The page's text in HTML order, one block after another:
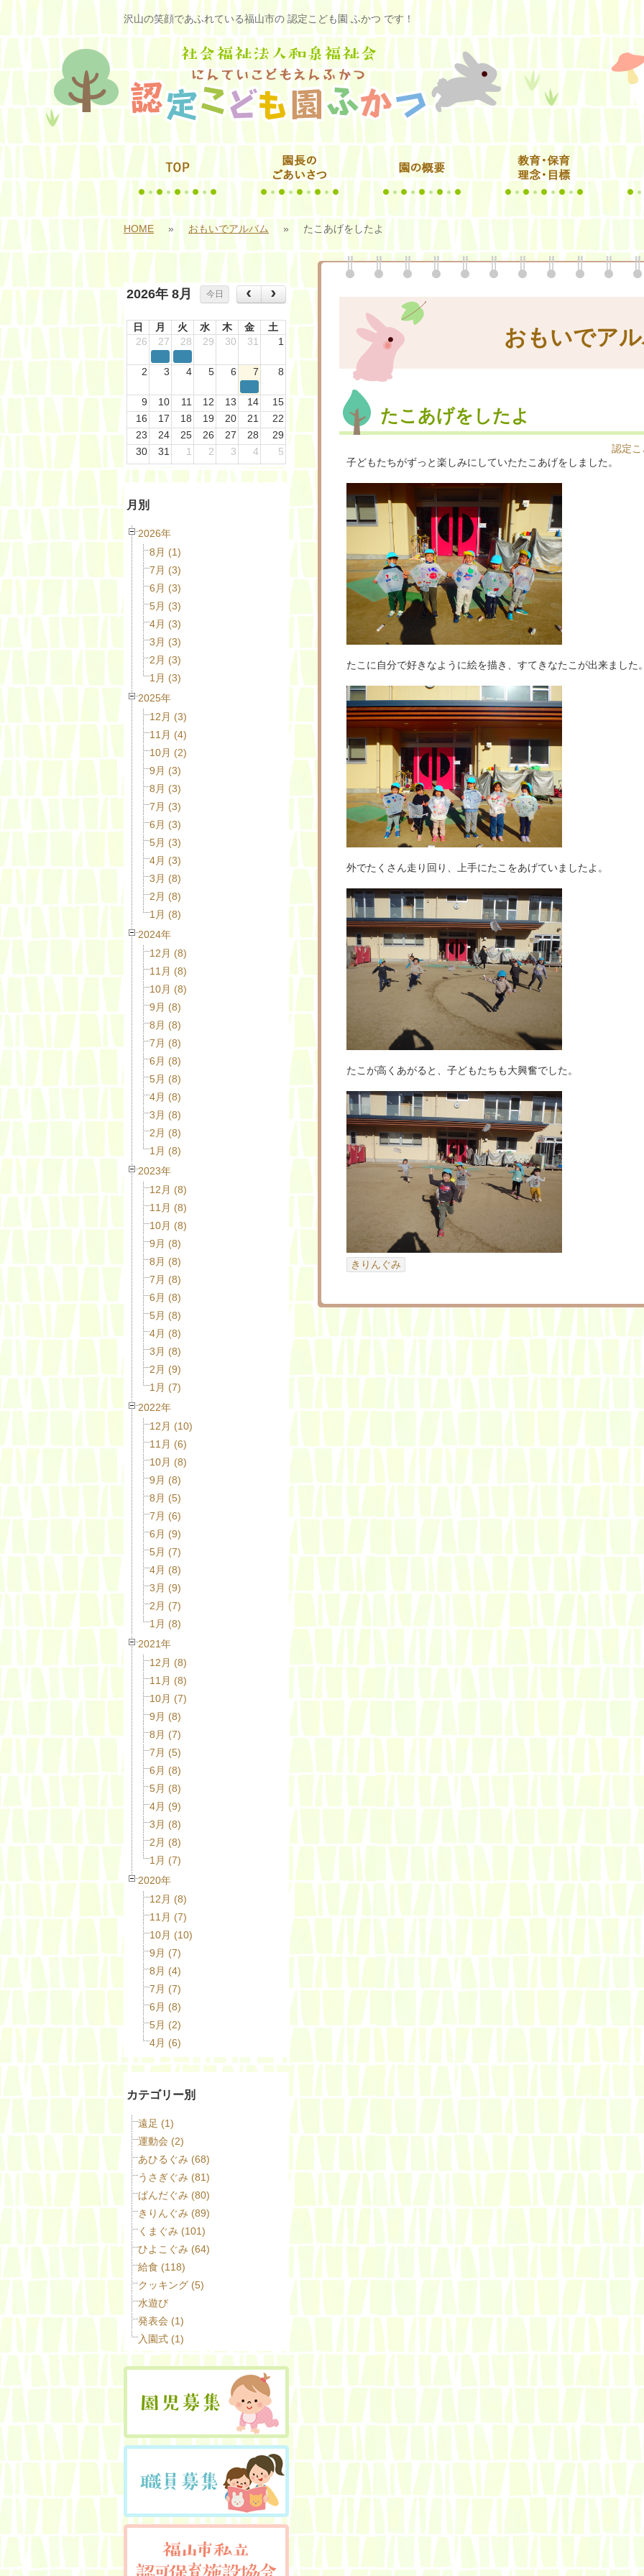
沢山の笑顔であふれている福山市の 認定こども園 ふかつ です！
HOME » おもいでアルバム » たこあげをしたよ
2026年 8月 今日
日 月 火 水 木 金
土
26
27 28 29 30 31 1
2 3 4 5 6 7 8
9 10 11 12 13 14
15
16
17 18 19 20 21
22
23
24 25 26 27 28
29
30
31 1 2 3 4 5
月別
2026年
8月 (1)
7月 (3)
6月 (3)
5月 (3)
4月 (3)
3月 (3)
2月 (3)
1月 (3)
2025年
12月 (3)
11月 (4)
10月 (2)
9月 (3)
8月 (3)
7月 (3)
6月 (3)
5月 (3)
4月 (3)
3月 (8)
2月 (8)
1月 (8)
2024年
12月 (8)
11月 (8)
10月 (8)
9月 (8)
8月 (8)
7月 (8)
6月 (8)
5月 (8)
4月 (8)
3月 (8)
2月 (8)
1月 (8)
2023年
12月 (8)
11月 (8)
10月 (8)
9月 (8)
8月 (8)
7月 (8)
6月 (8)
5月 (8)
4月 (8)
3月 (8)
2月 (9)
1月 (7)
2022年
12月 (10)
11月 (6)
10月 (8)
9月 (8)
8月 (5)
7月 (6)
6月 (9)
5月 (7)
4月 (8)
3月 (9)
2月 (7)
1月 (8)
2021年
12月 (8)
11月 (8)
10月 (7)
9月 (8)
8月 (7)
7月 (5)
6月 (8)
5月 (8)
4月 (9)
3月 (8)
2月 (8)
1月 (7)
2020年
12月 (8)
11月 (7)
10月 (10)
9月 (7)
8月 (4)
7月 (7)
6月 (8)
5月 (2)
4月 (6)
カテゴリー別
遠足 (1)
運動会 (2)
あひるぐみ (68)
うさぎぐみ (81)
ぱんだぐみ (80)
きりんぐみ (89)
くまぐみ (101)
ひよこぐみ (64)
給食 (118)
クッキング (5)
水遊び
発表会 (1)
入園式 (1)
おもいでア
たこあげをしたよ
認定
子どもたちがずっと楽しみにしていたたこあげをしました。
たこに自分で好きなように絵を描き、すてきなたこが出来ました
外でたくさん走り回り、上手にたこをあげていましたよ。
たこが高くあがると、子どもたちも大興奮でした。
きりんぐみ